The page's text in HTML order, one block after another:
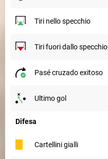
tiri nello specchio
tiri fuori dallo specchio
pasé cruzado exitoso
ultimo gol
Difesa
cartellini gialli